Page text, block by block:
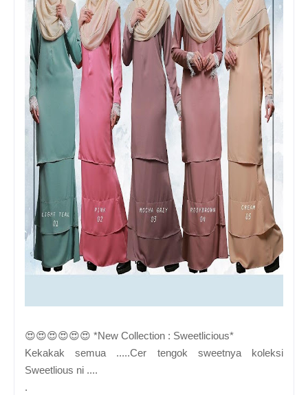
😍😍😍😍😍😍 *New Collection : Sweetlicious*
Kekakak semua .....Cer tengok sweetnya koleksi
Sweetlious ni ....
.